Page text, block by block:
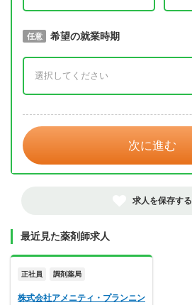
必須 取得予定年
任意 希望の就業時期
次に進む
求人を保存する
最近見た薬剤師求人
正社員 調剤薬局
株式会社アメニティ・プランニン